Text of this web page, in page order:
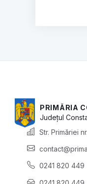
PRIMĂRIA
Județul
Str. Primăriei
0241 820 449